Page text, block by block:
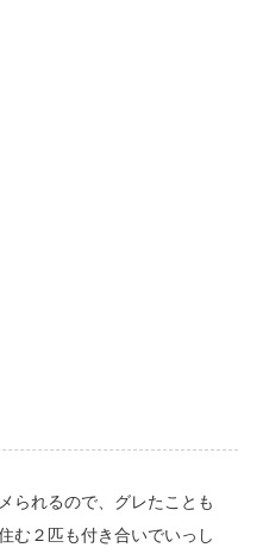
られるので、グレたことも
む２匹も付き合いでいっし